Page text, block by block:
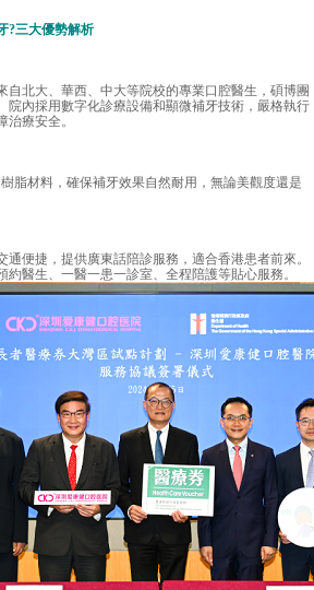
三大優勢解析
北大、華西、中大等院校的專業口腔醫生，碩博團
院內採用數字化診療設備和顯微補牙技術，嚴格執行
治療安全。
脂材料，確保補牙效果自然耐用，無論美觀度還是
便捷，提供廣東話陪診服務，適合香港患者前來。
醫生、一醫一患一診室、全程陪護等貼心服務。